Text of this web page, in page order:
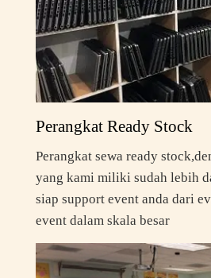
Perangkat Ready Stock
Perangkat sewa ready
yang kami miliki sudah lebih
siap support event anda dari
event dalam skala besar